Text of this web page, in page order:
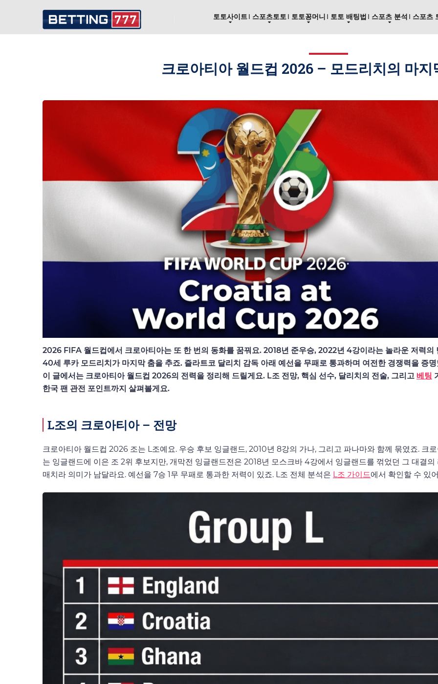
토토사이트 스포츠토토 토토꽁머니 토토 배팅법 스포츠 분석 스포츠
크로아티아 월드컵 2026 – 모드리치의 마지
2026 FIFA 월드컵에서 크로아티아는 또 한 번의 동화를 꿈꿔요. 2018년 준우승, 2022년 4강이라는 놀라운 저력의
40세 루카 모드리치가 마지막 춤을 추죠. 즐라트코 달리치 감독 아래 예선을 무패로 통과하며 여전한 경쟁력을 증
이 글에서는 크로아티아 월드컵 2026의 전력을 정리해 드릴게요. L조 전망, 핵심 선수, 달리치의 전술, 그리고 베팅
한국 팬 관전 포인트까지 살펴볼게요.
L조의 크로아티아 – 전망
크로아티아 월드컵 2026 조는 L조예요. 우승 후보 잉글랜드, 2010년 8강의 가나, 그리고 파나마와 함께 묶였죠. 크
는 잉글랜드에 이은 조 2위 후보지만, 개막전 잉글랜드전은 2018년 모스크바 4강에서 잉글랜드를 꺾었던 그 대결의
매치라 의미가 남달라요. 예선을 7승 1무 무패로 통과한 저력이 있죠. L조 전체 분석은 L조 가이드에서 확인할 수 있